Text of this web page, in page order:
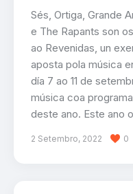
Sés, Ortiga, Grande
e The Rapants son
ao Revenidas, un
aposta pola música
día 7 ao 11 de
música coa
deste ano. Este ano
2 Setembro, 2022 0